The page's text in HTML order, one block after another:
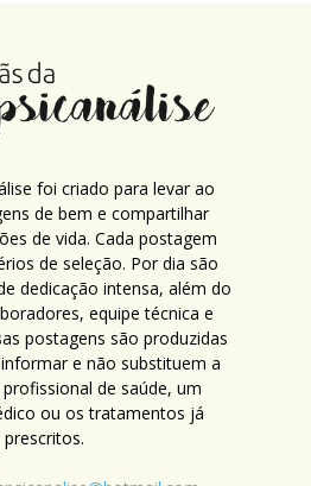
foi criado para levar ao
de bem e compartilhar
de vida. Cada postagem
de seleção. Por dia são
dedicação intensa, além do
equipe técnica e
postagens são produzidas
e não substituem a
de saúde, um
ou os tratamentos já
prescritos.